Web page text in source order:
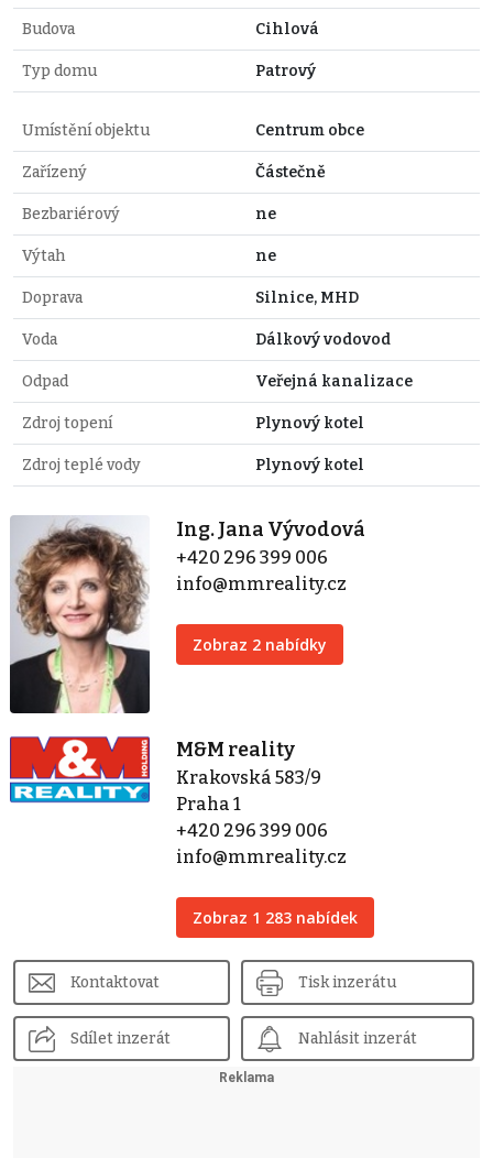
Budova Cihlová
Typ domu Patrový
Umístění objektu Centrum obce
Zařízený Částečně
Bezbariérový ne
Výtah ne
Doprava Silnice, MHD
Voda Dálkový vodovod
Odpad Veřejná kanalizace
Zdroj topení Plynový kotel
Zdroj teplé vody Plynový kotel
Ing. Jana Vývodová
+420 296 399 006
info@mmreality.cz
Zobraz 2 nabídky
M&M reality
Krakovská 583/9
Praha 1
+420 296 399 006
info@mmreality.cz
Zobraz 1 283 nabídek
Kontaktovat Tisk inzerátu
Sdílet inzerát Nahlásit inzerát